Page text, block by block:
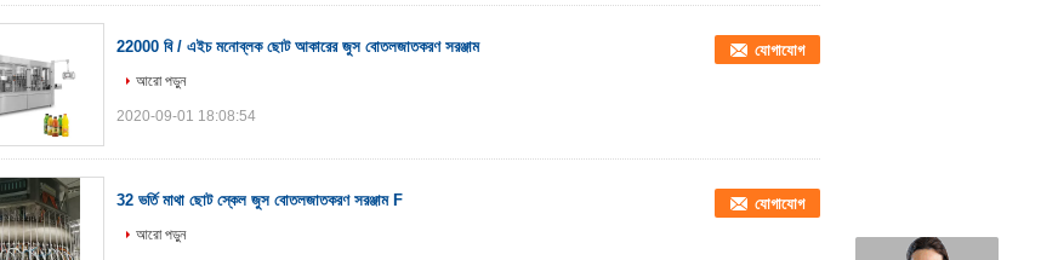
22000 বি / এইচ মনোব্লক ছোট আকারের জুস বোতলজাতকরণ সরঞ্জাম যোগাযোগ
আরো পড়ুন
2020-09-01 18:08:54
32 ভর্তি মাথা ছোট স্কেল জুস বোতলজাতকরণ সরঞ্জাম F যোগাযোগ
আরো পড়ুন